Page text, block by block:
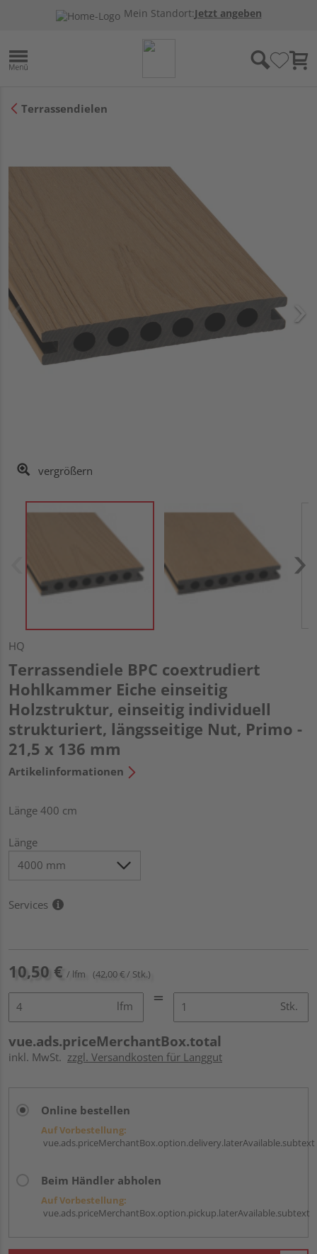
Mein Standort:Jetzt angeben
Terrassendielen
vergrößern
HQ
Terrassendiele BPC coextrudiert
Hohlkammer Eiche einseitig
Holzstruktur, einseitig individuell
strukturiert, längsseitige Nut, Primo -
21,5 x 136 mm
Artikelinformationen
Länge 400 cm
Länge
Services
10,50 € / lfm (42,00 € / Stk.)
lfm Stk.
vue.ads.priceMerchantBox.total
inkl. MwSt. zzgl. Versandkosten für Langgut
Online bestellen
Auf Vorbestellung:
vue.ads.priceMerchantBox.option.delivery.laterAvailable.subtext
Beim Händler abholen
Auf Vorbestellung:
vue.ads.priceMerchantBox.option.pickup.laterAvailable.subtext